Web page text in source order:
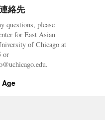
絡先
questions, please
for East Asian
of Chicago at
or
Age